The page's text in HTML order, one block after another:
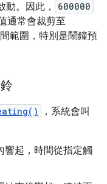
。因此，
600000
通常會裁剪至
範圍，特別是鬧鐘預
，系統會叫
響起，時間從指定觸